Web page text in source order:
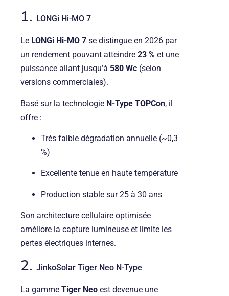
1.
LONGi Hi-MO 7
Le LONGi Hi-MO 7 se distingue en 2026 par
un rendement pouvant atteindre 23 % et une
puissance allant jusqu’à 580 Wc (selon
versions commerciales).
Basé sur la technologie N-Type TOPCon, il
offre :
Très faible dégradation annuelle (~0,3
%)
Excellente tenue en haute température
Production stable sur 25 à 30 ans
Son architecture cellulaire optimisée
améliore la capture lumineuse et limite les
pertes électriques internes.
2. JinkoSolar Tiger Neo N-Type
La gamme Tiger Neo est devenue une